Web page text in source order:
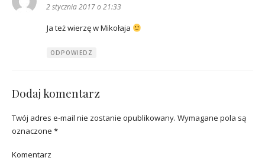
2 stycznia 2017 o 21:33
Ja też wierzę w Mikołaja
ODPOWIEDZ
Dodaj komentarz
Twój adres e-mail nie zostanie opublikowany. Wymagane pola są
oznaczone *
Komentarz